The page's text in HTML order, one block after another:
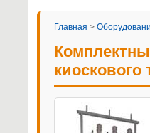
Главная >
киоскового